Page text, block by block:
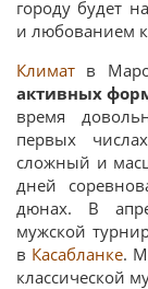
городу будет
и любованием
Климат в
активных
время
первых
сложный и
дней
дюнах. В
мужской
в Касабланке.
классической